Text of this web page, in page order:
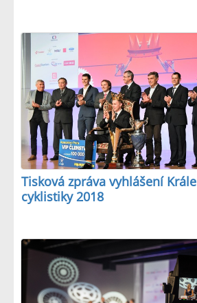
Tisková zpráva vyhlášení Krále
cyklistiky 2018